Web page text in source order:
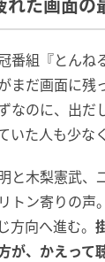
れた画面の
番組『とんね
まだ画面に残
なのに、出だ
いた人も少な
と木梨憲武、
トン寄りの声
方向へ進む。
が、かえって